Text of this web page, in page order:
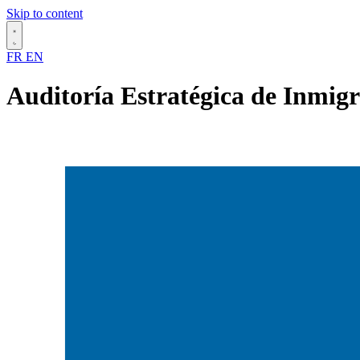
Skip to content
FR EN
Auditoría Estratégica de